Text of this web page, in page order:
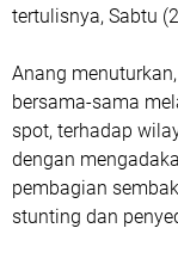
tertulisnya, Sabtu
Anang
bersama-sama
spot, terhadap
dengan
pembagian
stunting dan